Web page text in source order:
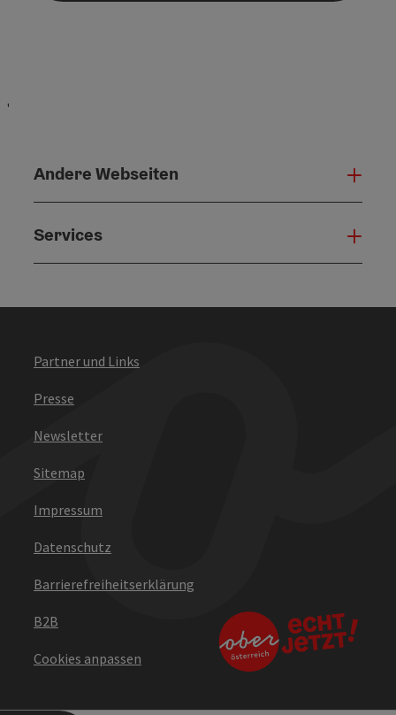
'
Andere Webseiten
Services
Partner und Links
Presse
Newsletter
Sitemap
Impressum
Datenschutz
Barrierefreiheitserklärung
B2B
Cookies anpassen